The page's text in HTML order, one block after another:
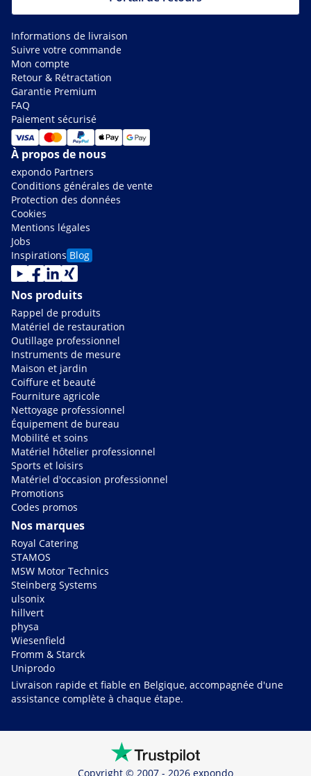
Informations de livraison
Suivre votre commande
Mon compte
Retour & Rétractation
Garantie Premium
FAQ
Paiement sécurisé
À propos de nous
expondo Partners
Conditions générales de vente
Protection des données
Cookies
Mentions légales
Jobs
Inspirations Blog
Nos produits
Rappel de produits
Matériel de restauration
Outillage professionnel
Instruments de mesure
Maison et jardin
Coiffure et beauté
Fourniture agricole
Nettoyage professionnel
Équipement de bureau
Mobilité et soins
Matériel hôtelier professionnel
Sports et loisirs
Matériel d'occasion professionnel
Promotions
Codes promos
Nos marques
Royal Catering
STAMOS
MSW Motor Technics
Steinberg Systems
ulsonix
hillvert
physa
Wiesenfield
Fromm & Starck
Uniprodo
Livraison rapide et fiable en Belgique, accompagnée d'une
assistance complète à chaque étape.
Copyright © 2007 - 2026 expondo